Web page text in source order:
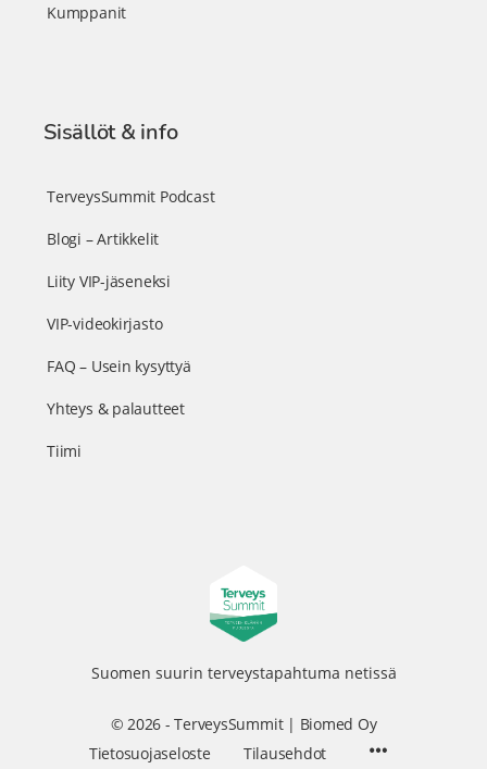
Kumppanit
Sisällöt & info
TerveysSummit Podcast
Blogi – Artikkelit
Liity VIP-jäseneksi
VIP-videokirjasto
FAQ – Usein kysyttyä
Yhteys & palautteet
Tiimi
Suomen suurin terveystapahtuma netissä
© 2026 - TerveysSummit | Biomed Oy
Tietosuojaseloste
Tilausehdot